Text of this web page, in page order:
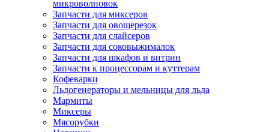
микроволновок
Запчасти для миксеров
Запчасти для овощерезок
Запчасти для слайсеров
Запчасти для соковыжималок
Запчасти для шкафов и витрин
Запчасти к процессорам и куттерам
Кофеварки
Льдогенераторы и мельницы для льда
Мармиты
Миксеры
Мясорубки